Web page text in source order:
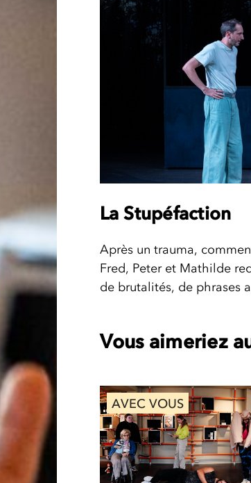
La Stupéfaction
Après un trauma,
Fred, Peter et Mathilde
de brutalités, de phrases
Vous aimeriez
AVEC VOUS